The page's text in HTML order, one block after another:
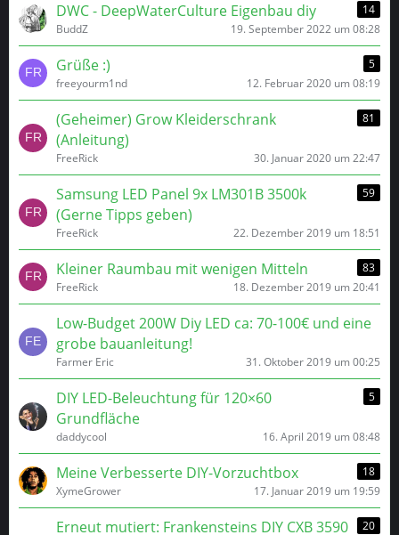
DWC - DeepWaterCulture Eigenbau diy
14
BuddZ
19. September 2022 um 08:28
Grüße :)
5
freeyourm1nd
12. Februar 2020 um 08:19
(Geheimer) Grow Kleiderschrank
(Anleitung)
81
FreeRick 30. Januar 2020 um 22:47
Samsung LED Panel 9x LM301B 3500k
(Gerne Tipps geben)
59
FreeRick 22. Dezember 2019 um 18:51
Kleiner Raumbau mit wenigen Mitteln
83
FreeRick
18. Dezember 2019 um 20:41
Low-Budget 200W Diy LED ca: 70-100€ und eine
grobe bauanleitung!
Farmer Eric 31. Oktober 2019 um 00:25
DIY LED-Beleuchtung für 120×60
Grundfläche
5
daddycool 16. April 2019 um 08:48
Meine Verbesserte DIY-Vorzuchtbox
18
XymeGrower
17. Januar 2019 um 19:59
Erneut mutiert: Frankensteins DIY CXB 3590
20